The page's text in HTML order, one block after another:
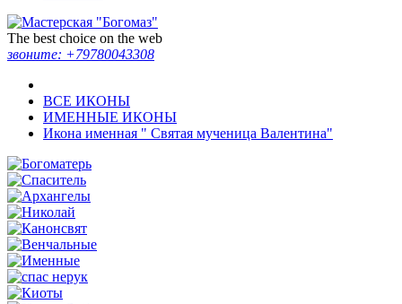
The best choice on the web
звоните: +79780043308
ВСЕ ИКОНЫ
ИМЕННЫЕ ИКОНЫ
Икона именная " Святая мученица Валентина"